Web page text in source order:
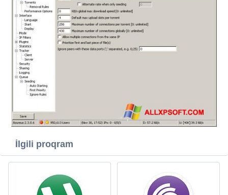
İlgili proqram